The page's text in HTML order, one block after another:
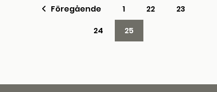
Föregående 1 22
23
24
25